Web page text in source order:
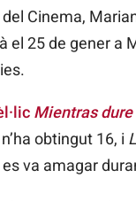
del Cinema,
el 25 de gener a
Mientras dure
obtingut 16, i
va amagar